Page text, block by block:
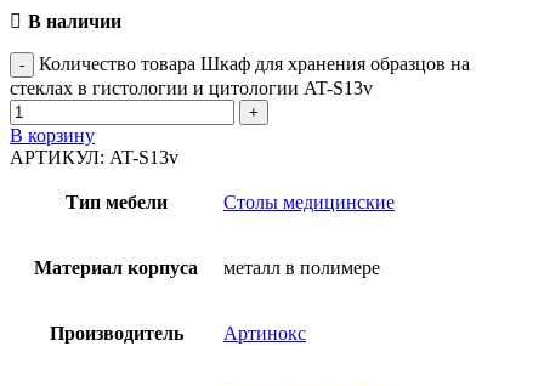
В наличии
Количество товара Шкаф для хранения образцов на
стеклах в гистологии и цитологии AT-S13v
В корзину
АРТИКУЛ: AT-S13v
Тип мебели Столы медицинские
Материал корпуса металл в полимере
Производитель Артинокс